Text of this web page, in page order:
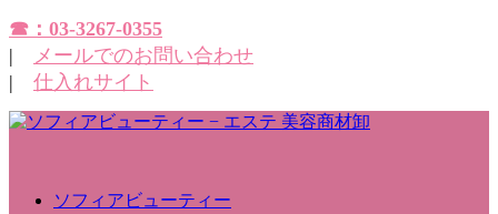
☎：03-3267-0355
| メールでのお問い合わせ
| 仕入れサイト
ソフィアビューティー